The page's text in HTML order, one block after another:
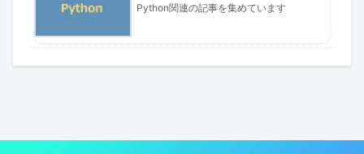
Python関連の記事を集めています